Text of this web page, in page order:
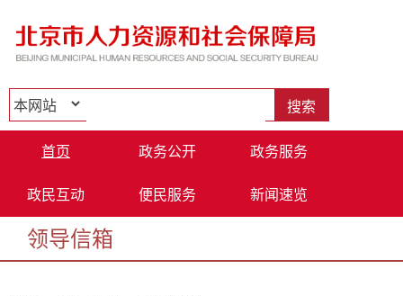
首页 政务公开 政务服务
政民互动 便民服务 新闻速览
领导信箱